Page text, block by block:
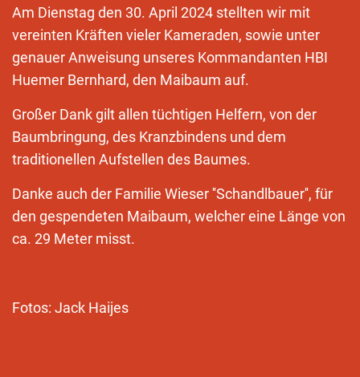
Am Dienstag den 30. April 2024 stellten wir mit
vereinten Kräften vieler Kameraden, sowie unter
genauer Anweisung unseres Kommandanten HBI
Huemer Bernhard, den Maibaum auf.
Großer Dank gilt allen tüchtigen Helfern, von der
Baumbringung, des Kranzbindens und dem
traditionellen Aufstellen des Baumes.
Danke auch der Familie Wieser ''Schandlbauer'', für
den gespendeten Maibaum, welcher eine Länge von
ca. 29 Meter misst.
Fotos: Jack Haijes